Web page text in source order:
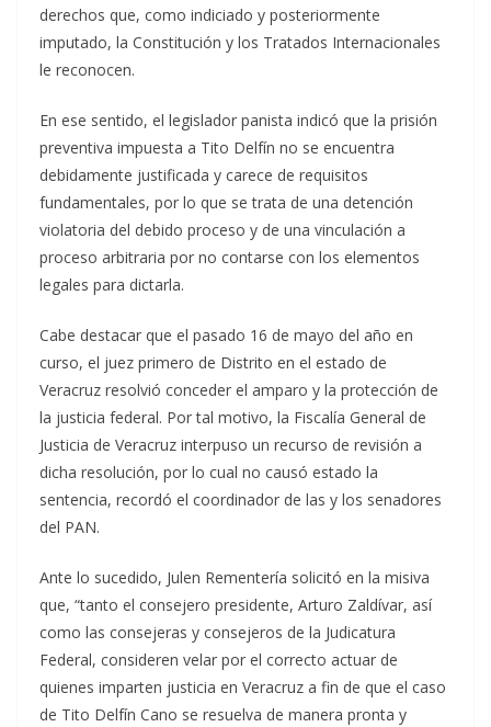
derechos que, como indiciado y posteriormente
imputado, la Constitución y los Tratados Internacionales
le reconocen.
En ese sentido, el legislador panista indicó que la prisión
preventiva impuesta a Tito Delfín no se encuentra
debidamente justificada y carece de requisitos
fundamentales, por lo que se trata de una detención
violatoria del debido proceso y de una vinculación a
proceso arbitraria por no contarse con los elementos
legales para dictarla.
Cabe destacar que el pasado 16 de mayo del año en
curso, el juez primero de Distrito en el estado de
Veracruz resolvió conceder el amparo y la protección de
la justicia federal. Por tal motivo, la Fiscalía General de
Justicia de Veracruz interpuso un recurso de revisión a
dicha resolución, por lo cual no causó estado la
sentencia, recordó el coordinador de las y los senadores
del PAN.
Ante lo sucedido, Julen Rementería solicitó en la misiva
que, “tanto el consejero presidente, Arturo Zaldívar, así
como las consejeras y consejeros de la Judicatura
Federal, consideren velar por el correcto actuar de
quienes imparten justicia en Veracruz a fin de que el caso
de Tito Delfín Cano se resuelva de manera pronta y